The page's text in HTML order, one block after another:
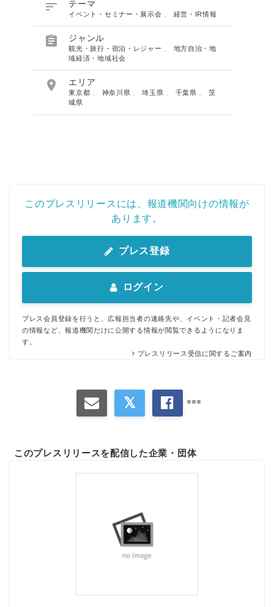
 テーマ
イベント・セミナー・展示会 経営・IR情報
 ジャンル
観光・旅行・宿泊・レジャー
地方自治・地
域経済・地域社会
 エリア
東京都 神奈川県 、埼玉県 千葉県
茨
城県
このプレスリリースには、報道機関向けの情報が
あります。
プレス登録
ログイン
プレス会員登録を行うと、広報担当者の連絡先や、イベント・記者会見
の情報など、報道機関だけに公開する情報が閲覧できるようになりま
す。
プレスリリース受信に関するご案内
このプレスリリースを配信した企業・団体